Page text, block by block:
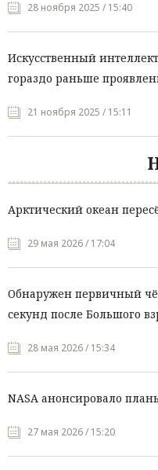
28 ноября 2025 / 15:40
Искусственный
гораздо раньше
21 ноября 2025 / 15:11
Арктический океан
29 мая 2026 / 17:04
Обнаружен первичный
секунд после Большого
28 мая 2026 / 15:34
NASA анонсировало
27 мая 2026 / 15:20